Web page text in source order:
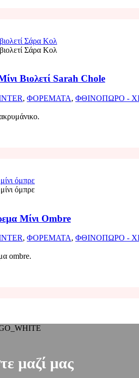
Βιολετί Sarah Chole
, ΦΟΡΕΜΑΤΑ, ΦΘΙΝΟΠΩΡΟ -
Μίνι Ombre
, ΦΟΡΕΜΑΤΑ, ΦΘΙΝΟΠΩΡΟ -
ombre.
μαζί μας